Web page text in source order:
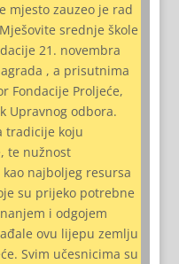
mjesto zauzeo je rad
srednje škole
21. novembra
, a prisutnima
Fondacije Proljeće,
Upravnog odbora.
tradicije koju
te nužnost
najboljeg resursa
su prijeko potrebne
i odgojem
ovu lijepu zemlju
Svim učesnicima su